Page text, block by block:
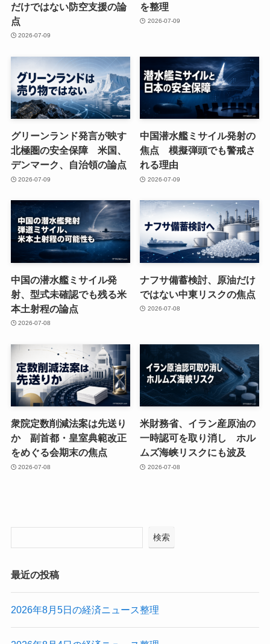
だけではない防空支援の論
点
2026-07-09
を整理
2026-07-09
グリーンランド発言が映す
北極圏の安全保障 米国、
デンマーク、自治領の論点
2026-07-09
中国潜水艦ミサイル発射の
焦点 模擬弾頭でも警戒さ
れる理由
2026-07-09
中国の潜水艦ミサイル発
射、型式未確認でも残る米
本土射程の論点
2026-07-08
ナフサ備蓄検討、原油だけ
ではない中東リスクの焦点
2026-07-08
衆院定数削減法案は先送り
か 副首都・皇室典範改正
をめぐる会期末の焦点
2026-07-08
米財務省、イラン産原油の
一時認可を取り消し ホル
ムズ海峡リスクにも波及
2026-07-08
検索
最近の投稿
2026年8月5日の経済ニュース整理